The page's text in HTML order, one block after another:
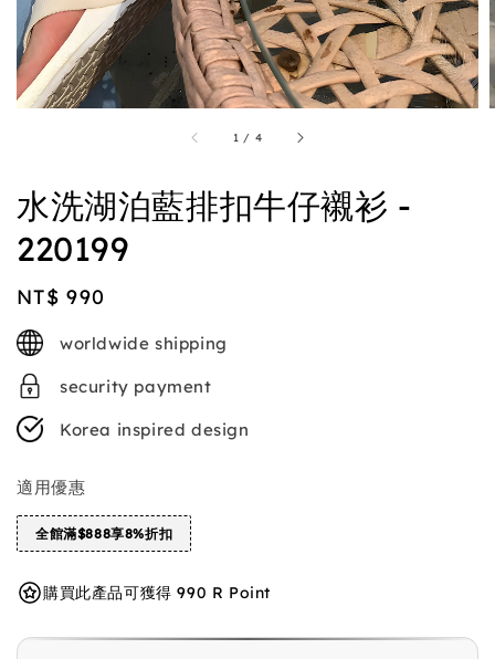
1 / 4
水洗湖泊藍排扣牛仔襯衫 -
220199
Regular
price
NT$ 990
worldwide shipping
security payment
Korea inspired design
適用優惠
全館滿$888享8%折扣
購買此產品可獲得 990 R Point